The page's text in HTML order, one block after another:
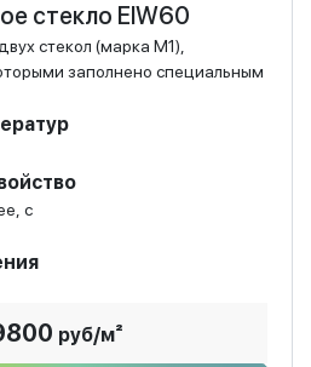
стекло EIW60
стекол (марка М1),
заполнено специальным
с
руб/м²